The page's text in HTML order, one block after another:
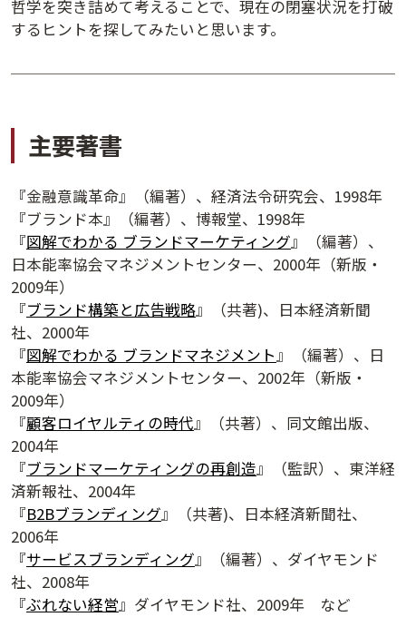
哲学を突き詰めて考えることで、現在の閉塞状況を打破
するヒントを探してみたいと思います。
主要著書
『金融意識革命』（編著）、経済法令研究会、1998年
『ブランド本』（編著）、博報堂、1998年
『図解でわかる ブランドマーケティング』（編著）、
日本能率協会マネジメントセンター、2000年（新版・
2009年）
『ブランド構築と広告戦略』（共著)、日本経済新聞
社、2000年
『図解でわかる ブランドマネジメント』（編著）、日
本能率協会マネジメントセンター、2002年（新版・
2009年）
『顧客ロイヤルティの時代』（共著）、同文館出版、
2004年
『ブランドマーケティングの再創造』（監訳）、東洋経
済新報社、2004年
『B2Bブランディング』（共著)、日本経済新聞社、
2006年
『サービスブランディング』（編著）、ダイヤモンド
社、2008年
『ぶれない経営』ダイヤモンド社、2009年 など
夕学レポート